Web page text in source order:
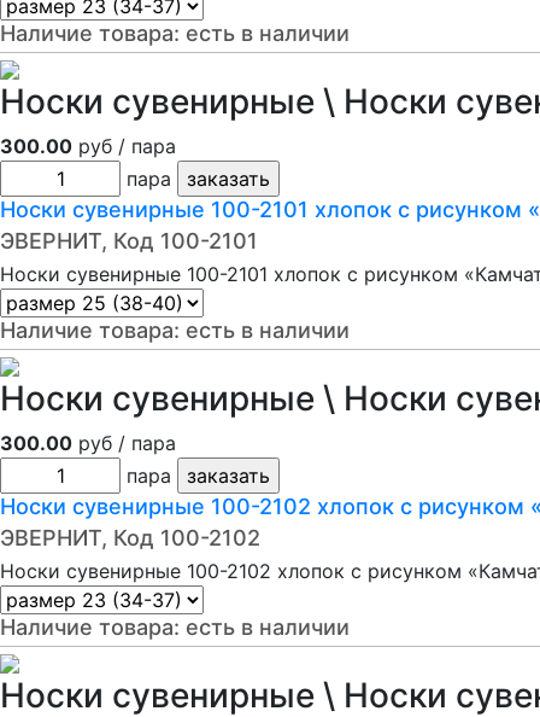
Наличие товара: есть в наличии
Носки сувенирные \ Носки
300.00 руб / пара
пара
Носки сувенирные 100-2101 хлопок с
ЭВЕРНИТ, Код 100-2101
Носки сувенирные 100-2101 хлопок с рисунком
Наличие товара: есть в наличии
Носки сувенирные \ Носки
300.00 руб / пара
пара
Носки сувенирные 100-2102 хлопок с рисунком
ЭВЕРНИТ, Код 100-2102
Носки сувенирные 100-2102 хлопок с рисунком
Наличие товара: есть в наличии
Носки сувенирные \ Носки